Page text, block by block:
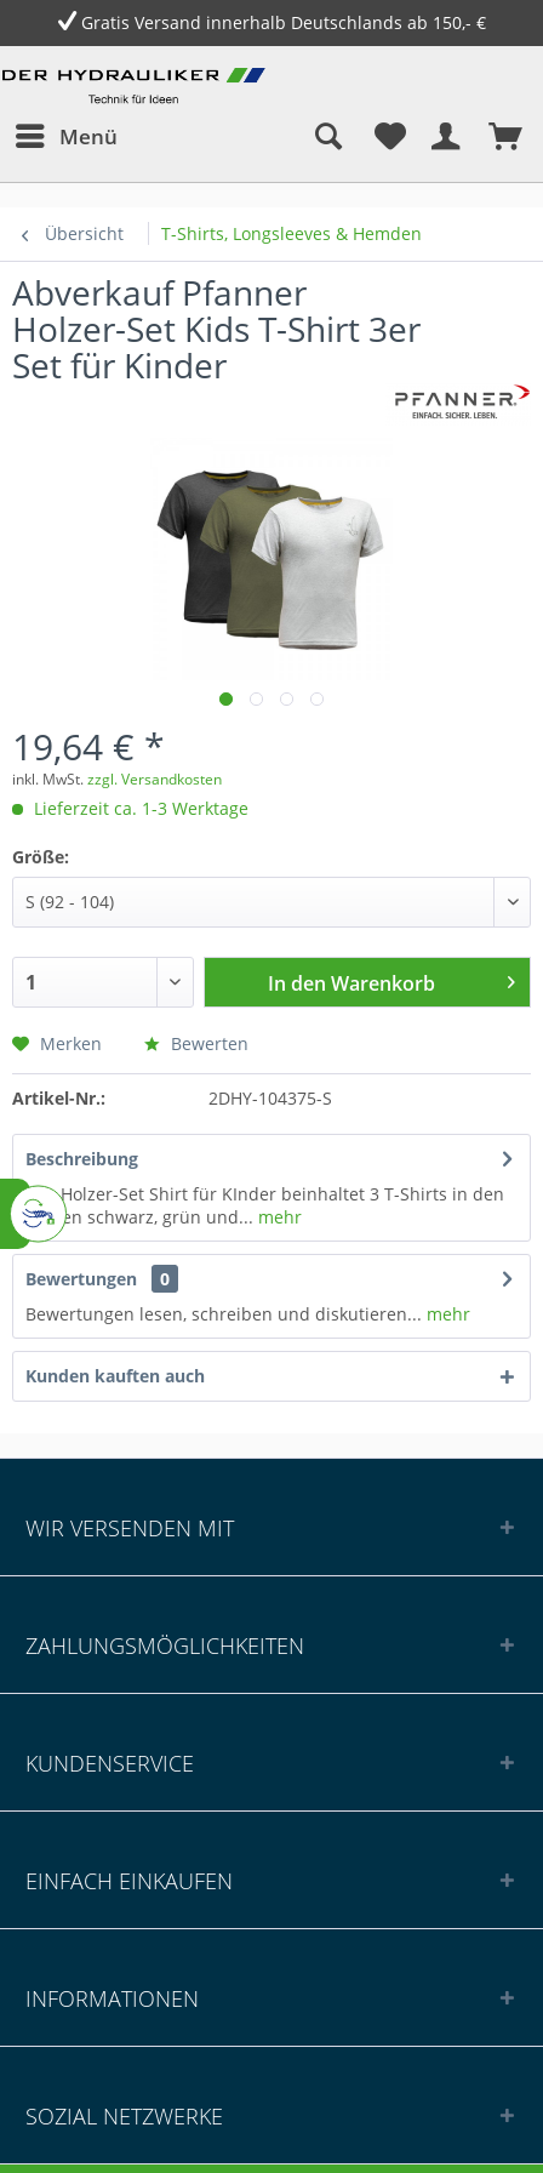
Gratis Versand innerhalb Deutschlands ab 150,- €
Menü
Übersicht T-Shirts, Longsleeves & Hemden
Abverkauf Pfanner
Holzer-Set Kids T-Shirt 3er
Set für Kinder
19,64 € *
inkl. MwSt.zzgl. Versandkosten
Lieferzeit ca. 1-3 Werktage
Größe:
In den Warenkorb
Merken Bewerten
Artikel-Nr.: 2DHY-104375-S
Beschreibung
Das Holzer-Set Shirt für KInder beinhaltet 3 T-Shirts in den
Farben schwarz, grün und... mehr
Bewertungen
0
Bewertungen lesen, schreiben und diskutieren... mehr
Kunden kauften auch
WIR VERSENDEN MIT
ZAHLUNGSMÖGLICHKEITEN
KUNDENSERVICE
EINFACH EINKAUFEN
INFORMATIONEN
SOZIAL NETZWERKE